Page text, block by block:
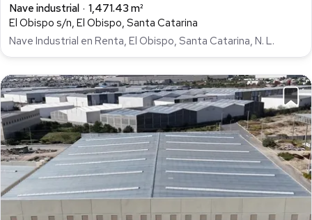
Nave industrial
1,471.43 m²
El Obispo s/n, El Obispo, Santa Catarina
Nave Industrial en Renta, El Obispo, Santa Catarina, N. L.